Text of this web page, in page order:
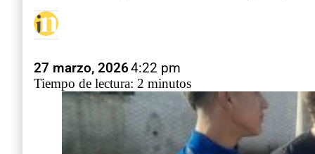
27 marzo, 20264:22 pm
Tiempo de lectura: 2 minutos